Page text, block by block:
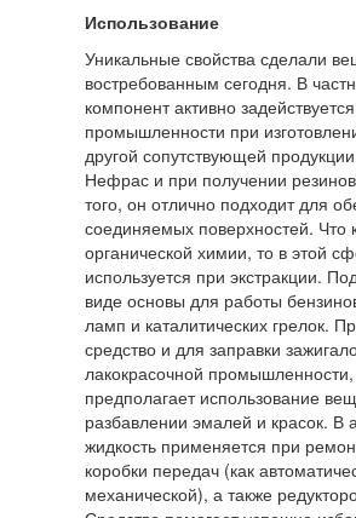
Использование
Уникальные свойства сделали
востребованным сегодня. В
компонент активно
промышленности при
другой сопутствующей
Нефрас и при получении
того, он отлично подходит для
соединяемых поверхностей. Что
органической химии, то в этой
используется при экстракции.
виде основы для работы
ламп и каталитических грелок.
средство и для заправки
лакокрасочной
предполагает использование
разбавлении эмалей и красок. В
жидкость применяется при
коробки передач (как
механической), а также